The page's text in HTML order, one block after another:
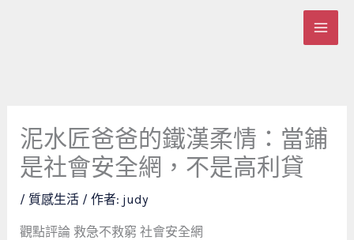
泥水匠爸爸的鐵漢柔情：當鋪
是社會安全網，不是高利貸
/ 質感生活/ 作者: judy
觀點評論 救急不救窮 社會安全網